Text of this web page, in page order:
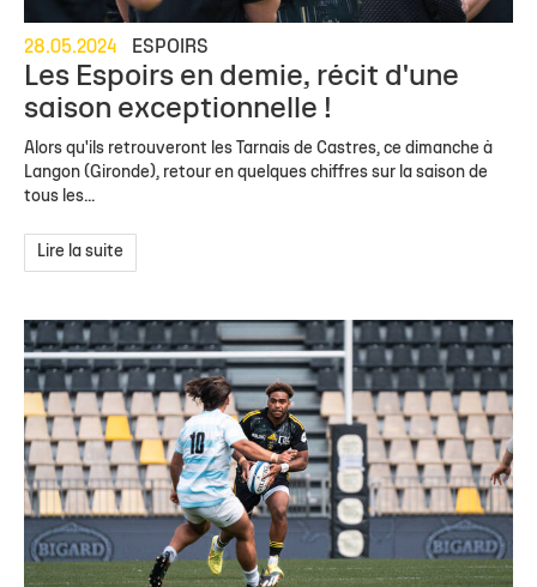
28.05.2024 ESPOIRS
Les Espoirs en demie, récit d'une
saison exceptionnelle !
Alors qu'ils retrouveront les Tarnais de Castres, ce dimanche à
Langon (Gironde), retour en quelques chiffres sur la saison de
tous les...
Lire la suite